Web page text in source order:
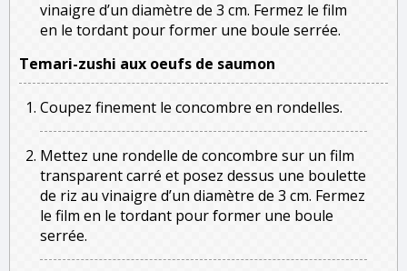
vinaigre d’un diamètre de 3 cm. Fermez le film
en le tordant pour former une boule serrée.
Temari-zushi aux oeufs de saumon
Coupez finement le concombre en rondelles.
Mettez une rondelle de concombre sur un film
transparent carré et posez dessus une boulette
de riz au vinaigre d’un diamètre de 3 cm. Fermez
le film en le tordant pour former une boule
serrée.